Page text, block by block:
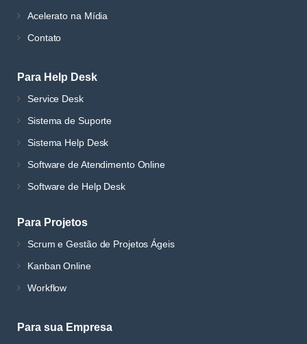
Acelerato na Mídia
Contato
Para Help Desk
Service Desk
Sistema de Suporte
Sistema Help Desk
Software de Atendimento Online
Software de Help Desk
Para Projetos
Scrum e Gestão de Projetos Ágeis
Kanban Online
Workflow
Para sua Empresa